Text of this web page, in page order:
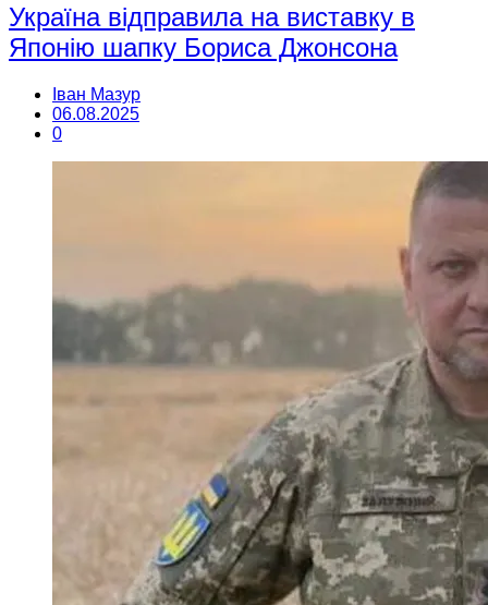
Україна відправила на виставку в
Японію шапку Бориса Джонсона
Іван Мазур
06.08.2025
0